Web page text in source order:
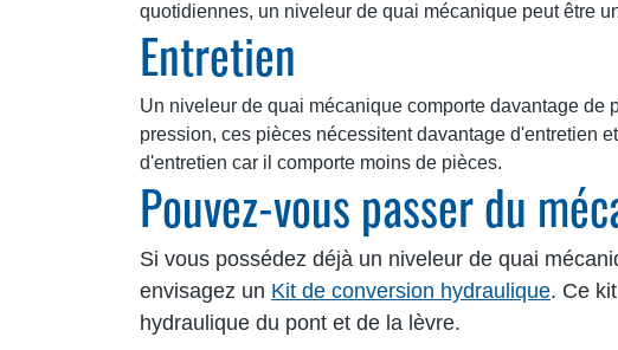
quotidiennes, un niveleur de quai mécanique peut être
Entretien
Un niveleur de quai mécanique comporte davantage
pression, ces pièces nécessitent davantage d'entretien
d'entretien car il comporte moins de pièces.
Pouvez-vous passer du
Si vous possédez déjà un niveleur de quai
envisagez un Kit de conversion hydraulique. Ce
hydraulique du pont et de la lèvre.